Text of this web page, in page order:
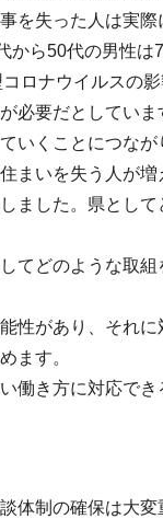
失った人は実際
ら50代の男性
ロナウイルスの
必要だとしてい
いくことにつなが
まいを失う人が
した。県として
てどのような取
性があり、それ
ます。
働き方に対応で
制の確保は大変